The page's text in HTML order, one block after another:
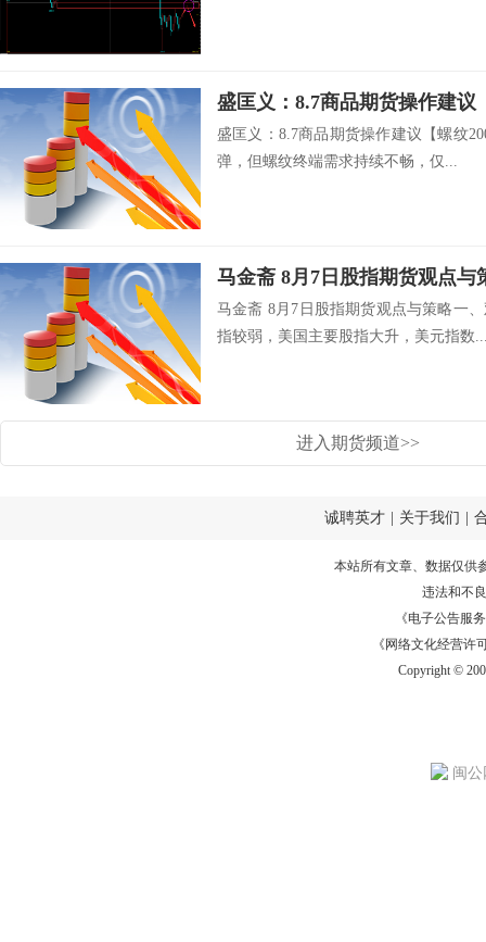
盛匡义：8.7商品期货操作建议
盛匡义：8.7商品期货操作建议【螺纹
弹，但螺纹终端需求持续不畅，仅...
马金斋 8月7日股指期货观点与
马金斋 8月7日股指期货观点与策略一
指较弱，美国主要股指大升，美元指数
进入期货频道>>
诚聘英才 关于我们
本站所有文章、数据仅供
违法和不
《电子公告服务
《网络文化经营许
Copyright ©
闽公